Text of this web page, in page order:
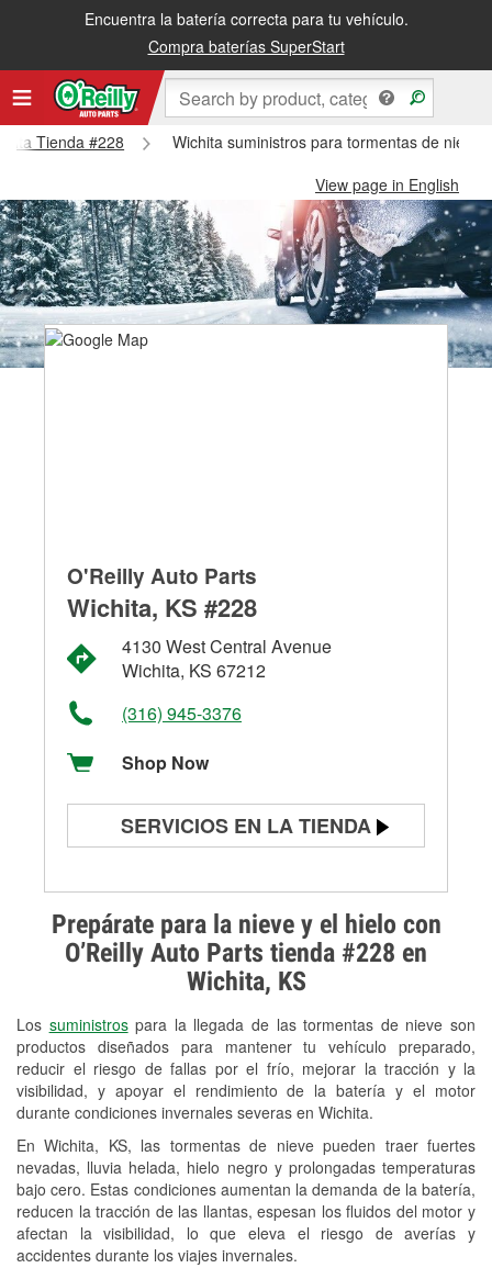
Encuentra la batería correcta para tu vehículo.
Compra baterías SuperStart
Tienda #228
Wichita suministros para tormentas de nieve
View page in English
Prepárate para la nieve y el hielo con
O’Reilly Auto Parts tienda #228 en
Wichita, KS
Los suministrospara la llegada de las tormentas de nieve son
productos diseñados para mantener tu vehículo preparado,
reducir el riesgo de fallas por el frío, mejorar la tracción y la
visibilidad, y apoyar el rendimiento de la batería y el motor
durante condiciones invernales severas en Wichita.
En Wichita, KS, las tormentas de nieve pueden traer fuertes
nevadas, lluvia helada, hielo negro y prolongadas temperaturas
bajo cero. Estas condiciones aumentan la demanda de la batería,
reducen la tracción de las llantas, espesan los fluidos del motor y
afectan la visibilidad, lo que eleva el riesgo de averías y
accidentes durante los viajes invernales.
O'Reilly Auto Parts
Wichita, KS #228
4130 West Central Avenue
Wichita, KS 67212
(316) 945-3376
Shop Now
SERVICIOS EN LA TIENDA
Prueba de alternadores y
arrancadores
Revisión de la luz "Check Engine"
Reciclaje de baterías y aceite
Instalación de bombillas de faros
Instalación de limpiaparabrisas
Programa de Préstamo de
Herramientas
Rectificación de tambores y discos de
freno